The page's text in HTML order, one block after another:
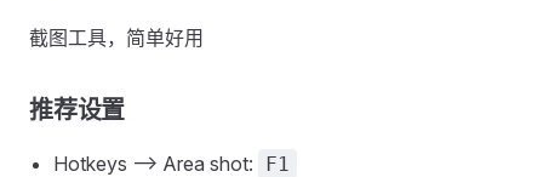
截图工具，简单好用
推荐设置
Hotkeys --> Area shot: F1